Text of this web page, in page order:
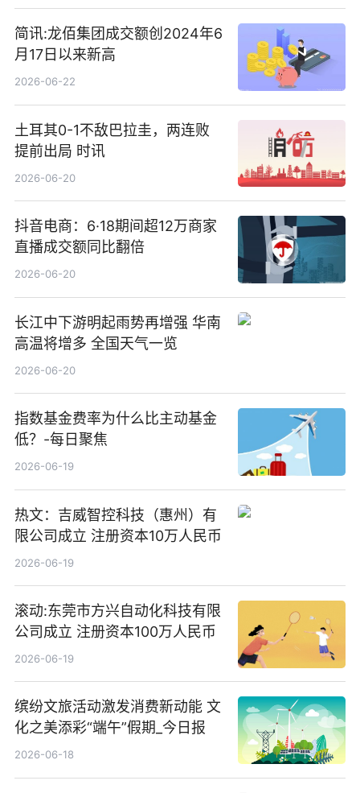
简讯:龙佰集团成交额创2024年6
月17日以来新高
2026-06-22
土耳其0-1不敌巴拉圭，两连败
提前出局 时讯
2026-06-20
抖音电商：6·18期间超12万商家
直播成交额同比翻倍
2026-06-20
长江中下游明起雨势再增强 华南
高温将增多 全国天气一览
2026-06-20
指数基金费率为什么比主动基金
低？-每日聚焦
2026-06-19
热文：吉威智控科技（惠州）有
限公司成立 注册资本10万人民币
2026-06-19
滚动:东莞市方兴自动化科技有限
公司成立 注册资本100万人民币
2026-06-19
缤纷文旅活动激发消费新动能 文
化之美添彩“端午”假期_今日报
2026-06-18